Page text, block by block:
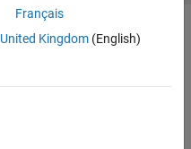
Français
United Kingdom(English)